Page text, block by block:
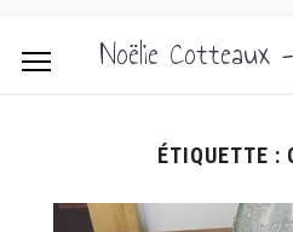
Noëlie Cotteaux
ÉTIQUETTE :